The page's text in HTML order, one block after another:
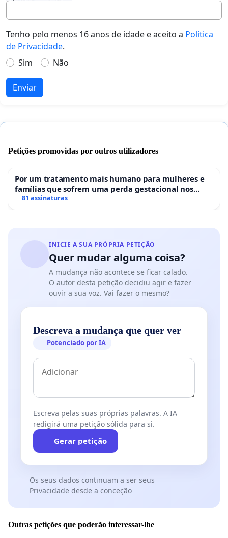
Tenho pelo menos 16 anos de idade e aceito a Política
de Privacidade.
Sim
Não
Enviar
Petições promovidas por outros utilizadores
Por um tratamento mais humano para mulheres e
famílias que sofrem uma perda gestacional nos
hospitais portugueses
81 assinaturas
INICIE A SUA PRÓPRIA PETIÇÃO
Quer mudar alguma coisa?
A mudança não acontece se ficar calado.
O autor desta petição decidiu agir e fazer
ouvir a sua voz. Vai fazer o mesmo?
Descreva a mudança que quer ver
Potenciado por IA
Escreva pelas suas próprias palavras. A IA
redigirá uma petição sólida para si.
Gerar petição
Os seus dados continuam a ser seus
Privacidade desde a conceção
Outras petições que poderão interessar-lhe